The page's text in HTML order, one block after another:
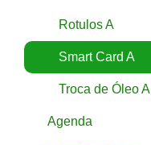
Rotulos A
Smart Card A
Troca de Óleo A
Agenda